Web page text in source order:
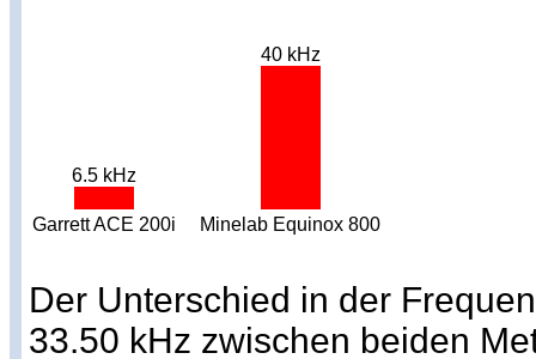
6.5 kHz
40 kHz
Garrett ACE 200i Minelab Equinox 800
Der Unterschied in der
33.50 kHz zwischen beiden